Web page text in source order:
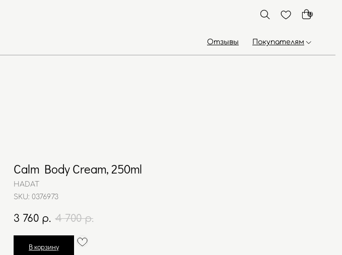
Отзывы Покупателям
0
Calm Body Cream, 250ml
HADAT
SKU: 0376973
3 760 р. 4 700 р.
В корзину